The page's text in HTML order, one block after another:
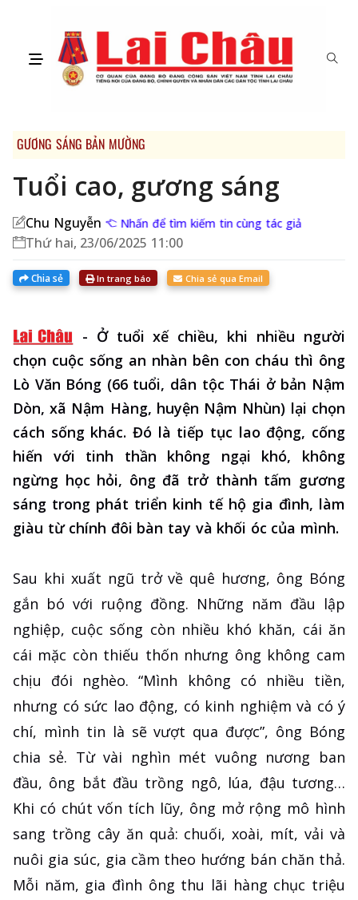
GƯƠNG SÁNG BẢN MƯỜNG
Tuổi cao, gương sáng
Chu Nguyễn Nhấn để tìm kiếm tin cùng tác giả
Thứ hai, 23/06/2025 11:00
Chia sẻ In trang báo Chia sẻ qua Email
- Ở tuổi xế chiều, khi nhiều người
chọn cuộc sống an nhàn bên con cháu thì ông
Lò Văn Bóng (66 tuổi, dân tộc Thái ở bản Nậm
Dòn, xã Nậm Hàng, huyện Nậm Nhùn) lại chọn
cách sống khác. Đó là tiếp tục lao động, cống
hiến với tinh thần không ngại khó, không
ngừng học hỏi, ông đã trở thành tấm gương
sáng trong phát triển kinh tế hộ gia đình, làm
giàu từ chính đôi bàn tay và khối óc của mình.
Sau khi xuất ngũ trở về quê hương, ông Bóng
gắn bó với ruộng đồng. Những năm đầu lập
nghiệp, cuộc sống còn nhiều khó khăn, cái ăn
cái mặc còn thiếu thốn nhưng ông không cam
chịu đói nghèo. “Mình không có nhiều tiền,
nhưng có sức lao động, có kinh nghiệm và có ý
chí, mình tin là sẽ vượt qua được”, ông Bóng
chia sẻ. Từ vài nghìn mét vuông nương ban
đầu, ông bắt đầu trồng ngô, lúa, đậu tương…
Khi có chút vốn tích lũy, ông mở rộng mô hình
sang trồng cây ăn quả: chuối, xoài, mít, vải và
nuôi gia súc, gia cầm theo hướng bán chăn thả.
Mỗi năm, gia đình ông thu lãi hàng chục triệu